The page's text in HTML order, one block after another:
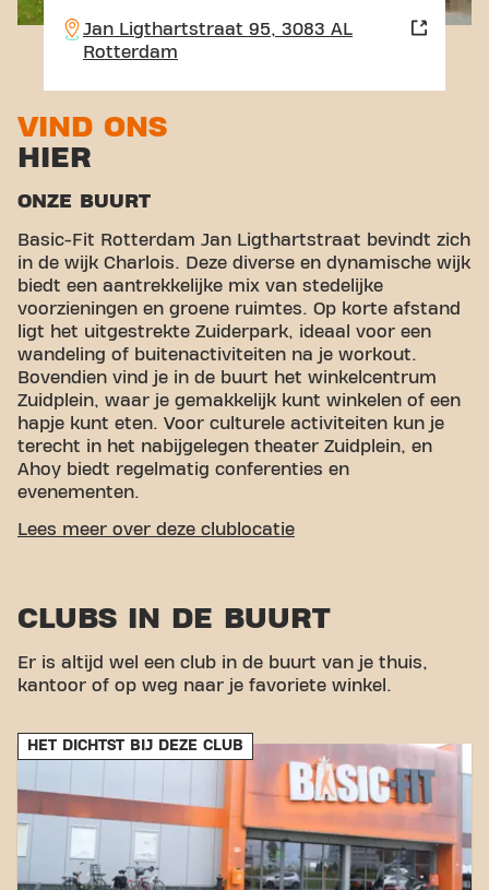
Jan Ligthartstraat 95, 3083 AL
Rotterdam
VIND ONS
HIER
ONZE BUURT
Basic-Fit Rotterdam Jan Ligthartstraat bevindt zich
in de wijk Charlois. Deze diverse en dynamische wijk
biedt een aantrekkelijke mix van stedelijke
voorzieningen en groene ruimtes. Op korte afstand
ligt het uitgestrekte Zuiderpark, ideaal voor een
wandeling of buitenactiviteiten na je workout.
Bovendien vind je in de buurt het winkelcentrum
Zuidplein, waar je gemakkelijk kunt winkelen of een
hapje kunt eten. Voor culturele activiteiten kun je
terecht in het nabijgelegen theater Zuidplein, en
Ahoy biedt regelmatig conferenties en
evenementen.
GEMAKKELIJKE BEREIKBAARHEID
Auto:Er zijn verschillende parkeermogelijkheden
straat als diverse parkeergarages.
Bus:De dichtstbijzijnde bushalte is
sportschool.
tramhalte:De tramhalte Van Blommesteynweg
ligt vlakbij, waardoor reizen met de tram zeer
toegankelijk is.
Met onze centrale ligging en toegankelijke
vervoersverbindingen is het bereiken van je
fitnessdoelen nog nooit zo makkelijk geweest. Kom
Lees meer over deze clublocatie
CLUBS IN DE BUURT
Er is altijd wel een club in de buurt van je thuis,
kantoor of op weg naar je favoriete winkel.
HET DICHTST BIJ DEZE CLUB